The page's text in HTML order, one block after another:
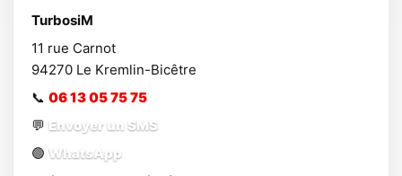
TurbosiM
11 rue Carnot
94270 Le Kremlin-Bicêtre
📞 06 13 05 75 75
💬 Envoyer un SMS
🟢 WhatsApp